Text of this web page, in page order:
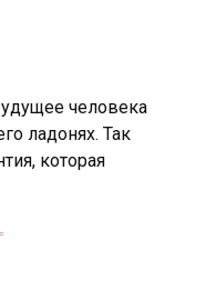
человека
ладонях. Так
которая